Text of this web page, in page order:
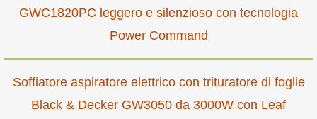
GWC1820PC leggero e silenzioso con tecnologia
Power Command
Soffiatore aspiratore elettrico con trituratore di foglie
Black & Decker GW3050 da 3000W con Leaf